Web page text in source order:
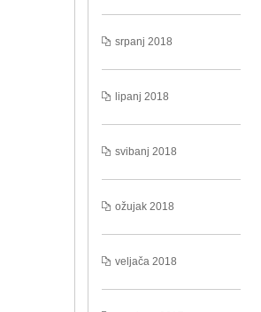
srpanj 2018
lipanj 2018
svibanj 2018
ožujak 2018
veljača 2018